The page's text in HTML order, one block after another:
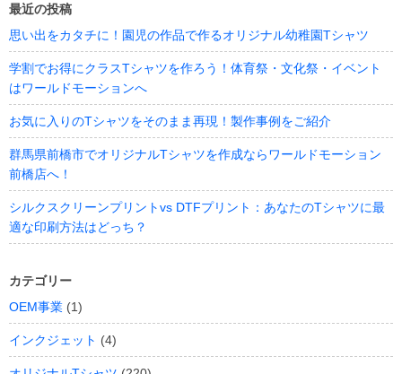
最近の投稿
思い出をカタチに！園児の作品で作るオリジナル幼稚園Tシャツ
学割でお得にクラスTシャツを作ろう！体育祭・文化祭・イベント
はワールドモーションへ
お気に入りのTシャツをそのまま再現！製作事例をご紹介
群馬県前橋市でオリジナルTシャツを作成ならワールドモーション
前橋店へ！
シルクスクリーンプリントvs DTFプリント：あなたのTシャツに最
適な印刷方法はどっち？
カテゴリー
OEM事業 (1)
インクジェット (4)